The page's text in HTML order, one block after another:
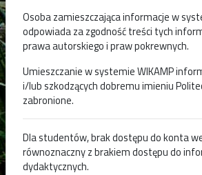
Osoba zamieszczająca informacje w
odpowiada za zgodność treści tych
prawa autorskiego i praw pokrewnych.
Umieszczanie w systemie WIKAMP
i/lub szkodzących dobremu imieniu
zabronione.
Dla studentów, brak dostępu do konta
równoznaczny z brakiem dostępu do
dydaktycznych.